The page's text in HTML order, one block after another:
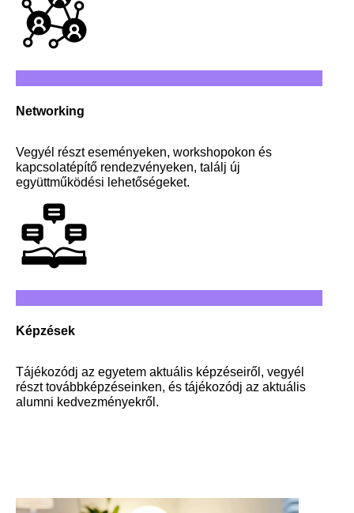
Networking
Vegyél részt eseményeken, workshopokon és
kapcsolatépítő rendezvényeken, találj új
együttműködési lehetőségeket.
Képzések
Tájékozódj az egyetem aktuális képzéseiről, vegyél
részt továbbképzéseinken, és tájékozódj az aktuális
alumni kedvezményekről.